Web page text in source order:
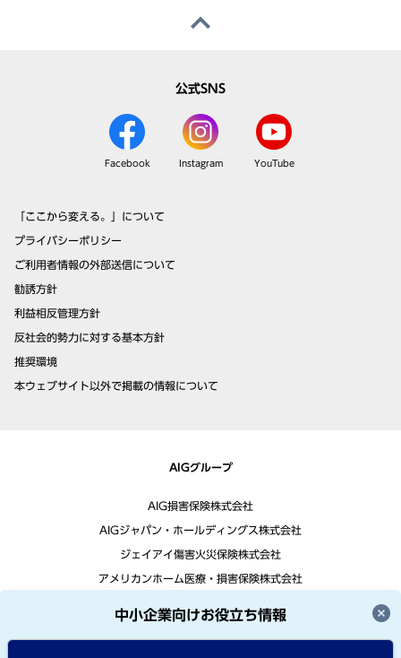
中小企業向けお役立ち情報
公式SNS
Facebook Instagram YouTube
「ここから変える。」について
プライバシーポリシー
ご利用者情報の外部送信について
勧誘方針
利益相反管理方針
反社会的勢力に対する基本方針
推奨環境
本ウェブサイト以外で掲載の情報について
AIGグループ
AIG損害保険株式会社
AIGジャパン・ホールディングス株式会社
ジェイアイ傷害火災保険株式会社
アメリカンホーム医療・損害保険株式会社